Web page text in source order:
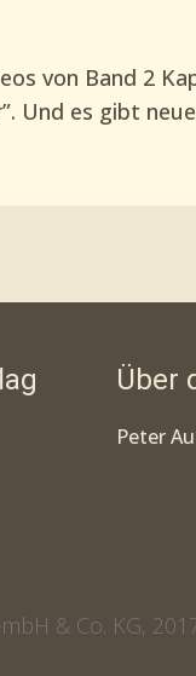
von Band 2
Und es gibt
Über
Peter
& Co. KG,